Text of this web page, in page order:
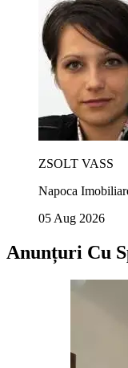
ZSOLT VASS
Napoca
05 Aug 2026
Anunțuri Cu